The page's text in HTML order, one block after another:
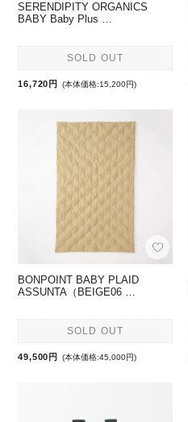
SERENDIPITY ORGANICS
BABY Baby Plus …
SOLD OUT
16,720円 (本体価格:15,200円)
BONPOINT BABY PLAID
ASSUNTA（BEIGE06 …
SOLD OUT
49,500円 (本体価格:45,000円)